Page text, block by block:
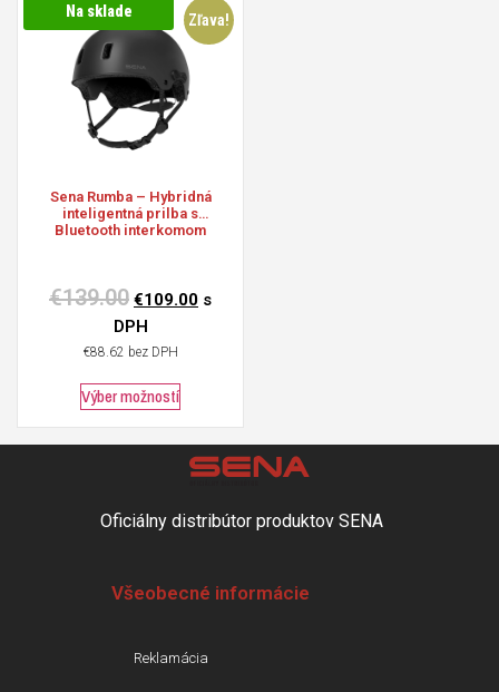
Zľava!
Na sklade
Sena Rumba – Hybridná
inteligentná prilba s
Bluetooth interkomom
€139.00 €109.00 s
DPH
€88.62 bez DPH
Výber možností
Oficiálny distribútor produktov SENA
Všeobecné informácie
Reklamácia